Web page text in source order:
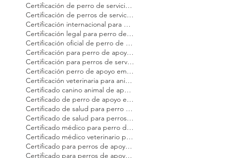
Certificación de perro de servicio para viajeros
Certificación de perros de servicio para viajar en avión Modest Dog
Certificación internacional para perros de servicio Modest Dog
Certificación legal para perro de servicio
Certificación oficial de perro de servicio
Certificación para perro de apoyo emocional Modest Dog
Certificación para perros de servicio
Certificación perro de apoyo emocional
Certificación veterinaria para animales de servicio Modest Dog
Certificado canino animal de apoyo emocional
Certificado de perro de apoyo emocional para avión
Certificado de salud para perro de servicio Modest Dog
Certificado de salud para perros de servicio en EE. UU. Modest Dog
Certificado médico para perro de apoyo emocional Modest Dog
Certificado médico veterinario para viajar Modest Dog
Certificado para perros de apoyo emocional
Certificado para perros de apoyo emocional en Estados Unidos Modest Dog